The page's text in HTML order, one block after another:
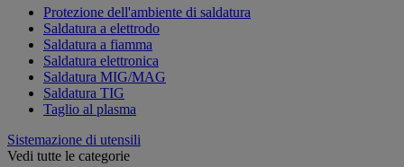
Protezione dell'ambiente di saldatura
Saldatura a elettrodo
Saldatura a fiamma
Saldatura elettronica
Saldatura MIG/MAG
Saldatura TIG
Taglio al plasma
Sistemazione di utensili
Vedi tutte le categorie